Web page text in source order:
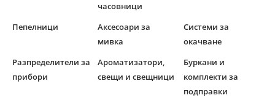
часовници
Пепелници
Аксесоари за
мивка
Системи за
окачване
Разпределители за
прибори
Ароматизатори,
свещи и свещници
Буркани и
комплекти за
подправки